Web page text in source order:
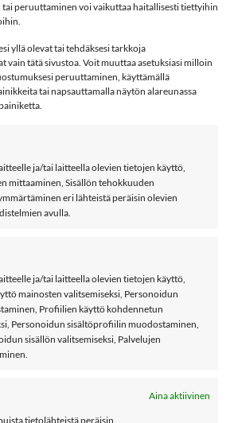
peruuttaminen voi vaikuttaa haitallisesti tiettyihin
yllä olevat tai tehdäksesi tarkkoja
vain tätä sivustoa. Voit muuttaa asetuksiasi milloin
peruuttaminen, käyttämällä
tai napsauttamalla näytön alareunassa
ja/tai laitteella olevien tietojen käyttö,
mittaaminen, Sisällön tehokkuuden
eri lähteistä peräisin olevien
avulla.
ja/tai laitteella olevien tietojen käyttö,
mainosten valitsemiseksi, Personoidun
Profiilien käyttö kohdennetun
Personoidun sisältöprofiilin muodostaminen,
sisällön valitsemiseksi, Palvelujen
Aina aktiivinen
tietolähteistä peräisin
VÄLIKAUSIHAALARIT
PIPOT